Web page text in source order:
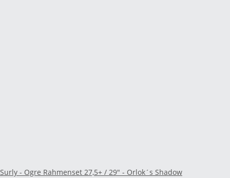
Surly - Ogre Rahmenset 27,5+ / 29" - Orlok´s Shadow